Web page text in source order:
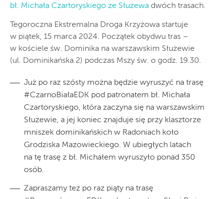
bł. Michała Czartoryskiego ze Służewa dwóch trasach.
Tegoroczna Ekstremalna Droga Krzyżowa startuje
w piątek, 15 marca 2024. Początek obydwu tras –
w kościele św. Dominika na warszawskim Służewie
(ul. Dominikańska 2) podczas Mszy św. o godz. 19.30.
Już po raz szósty można będzie wyruszyć na trasę
#CzarnoBiałaEDK pod patronatem bł. Michała
Czartoryskiego, która zaczyna się na warszawskim
Służewie, a jej koniec znajduje się przy klasztorze
mniszek dominikańskich w Radoniach koło
Grodziska Mazowieckiego. W ubiegłych latach
na tę trasę z bł. Michałem wyruszyło ponad 350
osób.
Zapraszamy też po raz piąty na trasę